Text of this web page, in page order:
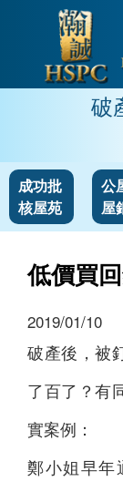
破
成功批
核屋苑
公
屋
低價買
2019/01/10
破產後，被
了百了？有
實案例：
鄭小姐早年